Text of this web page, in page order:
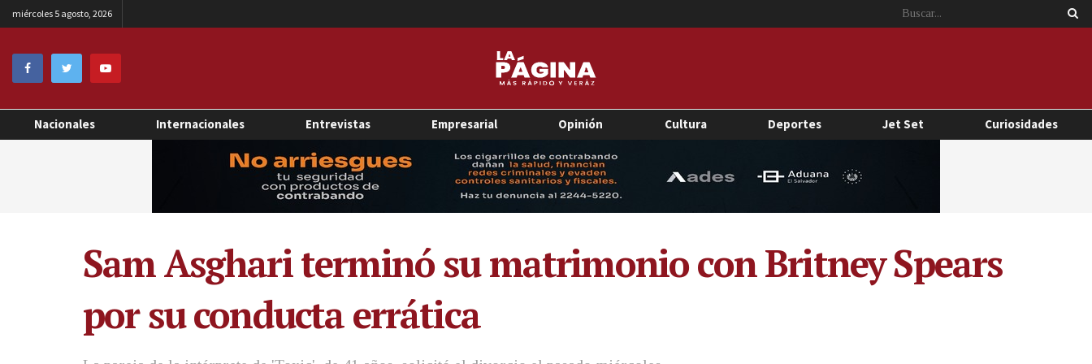
miércoles 5 agosto, 2026
Nacionales Internacionales Entrevistas Empresarial Opinión Cultura Deportes Jet Set Curiosidades
Sam Asghari terminó su matrimonio con Britney Spears
por su conducta errática